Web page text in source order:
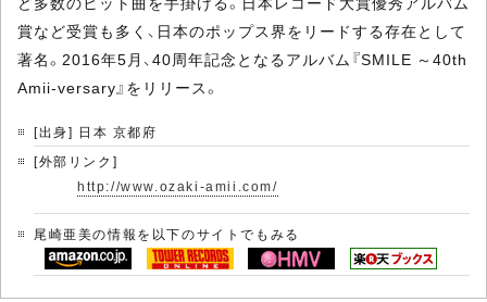
賞など受賞も多く、日本のポップス界をリードする存在として
著名。2016年5月、40周年記念となるアルバム『SMILE ～40th
Amii-versary』をリリース。
[出身] 日本 京都府
[外部リンク]
http://www.ozaki-amii.com/
尾崎亜美の情報を以下のサイトでもみる